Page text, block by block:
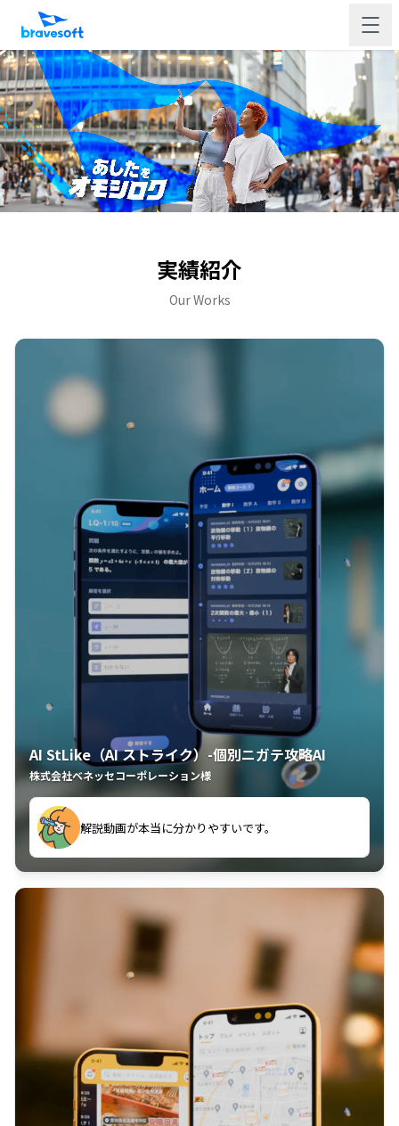
実績紹介
Our Works
AI StLike（AI ストライク）-個別ニガテ攻略AI
株式会社ベネッセコーポレーション様
古文漢文を主に使わせていただいているが、復習する
のに非常に役立っている。
解説動画が本当に分かりやすいです。